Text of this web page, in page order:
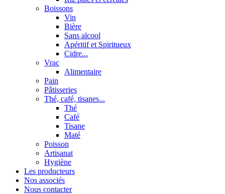
Boissons
Vin
Bière
Sans alcool
Apéritif et Spiritueux
Cidre...
Vrac
Alimentaire
Pain
Pâtisseries
Thé, café, tisanes...
Thé
Café
Tisane
Maté
Poisson
Artisanat
Hygiène
Les producteurs
Nos associés
Nous contacter